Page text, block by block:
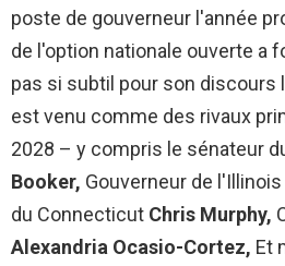
poste de gouverneur l'année
de l'option nationale ouverte a
pas si subtil pour son discours
est venu comme des rivaux
2028 – y compris le sénateur
Booker, Gouverneur de l'Illinois
du Connecticut Chris Murphy,
Alexandria Ocasio-Cortez, Et